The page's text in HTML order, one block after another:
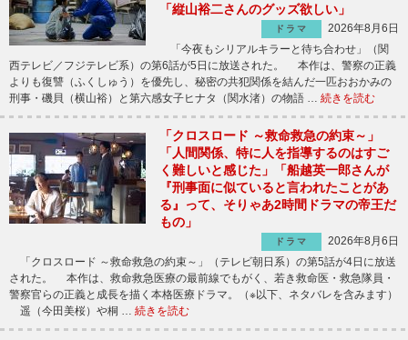
「縦山裕二さんのグッズ欲しい」
ドラマ
2026年8月6日
「今夜もシリアルキラーと待ち合わせ」（関
西テレビ／フジテレビ系）の第6話が5日に放送された。 本作は、警察の正義
よりも復讐（ふくしゅう）を優先し、秘密の共犯関係を結んだ一匹おおかみの
刑事・磯貝（横山裕）と第六感女子ヒナタ（関水渚）の物語 … 続きを読む
「クロスロード ～救命救急の約束～」
「人間関係、特に人を指導するのはすご
く難しいと感じた」「船越英一郎さんが
『刑事面に似ていると言われたことがあ
る』って、そりゃあ2時間ドラマの帝王だ
もの」
ドラマ
2026年8月6日
「クロスロード ～救命救急の約束～」（テレビ朝日系）の第5話が4日に放送
された。 本作は、救命救急医療の最前線でもがく、若き救命医・救急隊員・
警察官らの正義と成長を描く本格医療ドラマ。（※以下、ネタバレを含みます）
遥（今田美桜）や桐 … 続きを読む